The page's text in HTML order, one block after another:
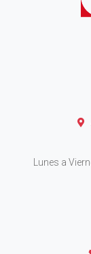
Lunes a